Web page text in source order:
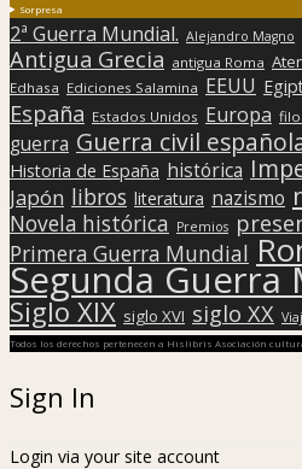
Sorpresa
2ª Guerra Mundial. Alejandro Magno
Antigua Grecia antigua Roma
Edhasa Ediciones Salamina EEUU
España Estados Unidos Europa
guerra Guerra civil
Historia de España histórica
Japón libros literatura nazismo
Novela histórica Premios
Primera Guerra Mundial
Segunda Guerra
Siglo XIX siglo XVI siglo XX
Todos los derechos pertenecen a Hislibris Asociación
Sign In
Login via your site account